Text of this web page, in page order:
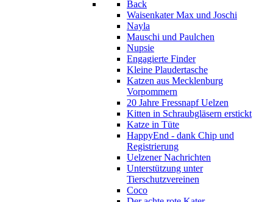
Back
Waisenkater Max und Joschi
Nayla
Mauschi und Paulchen
Nupsie
Engagierte Finder
Kleine Plaudertasche
Katzen aus Mecklenburg
Vorpommern
20 Jahre Fressnapf Uelzen
Kitten in Schraubgläsern erstickt
Katze in Tüte
HappyEnd - dank Chip und
Registrierung
Uelzener Nachrichten
Unterstützung unter
Tierschutzvereinen
Coco